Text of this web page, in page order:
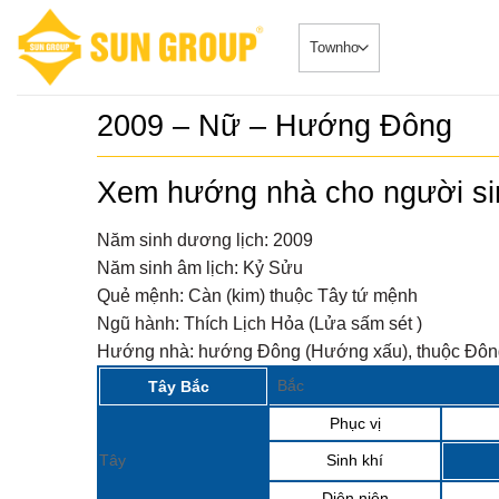
content
2009 – Nữ – Hướng Đông
Xem hướng nhà cho người
Năm sinh dương lịch: 2009
Năm sinh âm lịch: Kỷ Sửu
Quẻ mệnh: Càn (kim) thuộc Tây tứ mệnh
Ngũ hành: Thích Lịch Hỏa (Lửa sấm sét )
Hướng nhà: hướng Đông (Hướng xấu), thuộc
Tây Bắc Bắc
Tây
Phục vị
Sinh khí
duy nhất
đẳng
Căn HộDự
SONATA –
𝐓𝐇𝐀́𝐍𝐆 𝟖
7
Sở hữu
Nhà phố
Tin Tức
8
Sun
nhật
Tin Tức